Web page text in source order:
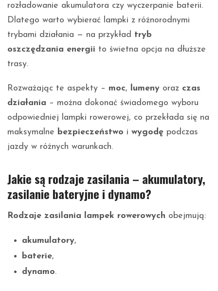
rozładowanie akumulatora czy wyczerpanie baterii.
Dlatego warto wybierać lampki z różnorodnymi
trybami działania — na przykład tryb
oszczędzania energii to świetna opcja na dłuższe
trasy.
Rozważając te aspekty – moc, lumeny oraz czas
działania – można dokonać świadomego wyboru
odpowiedniej lampki rowerowej, co przekłada się na
maksymalne bezpieczeństwo i wygodę podczas
jazdy w różnych warunkach.
Jakie są rodzaje zasilania – akumulatory,
zasilanie bateryjne i dynamo?
Rodzaje zasilania lampek rowerowych obejmują:
akumulatory,
baterie,
dynamo.